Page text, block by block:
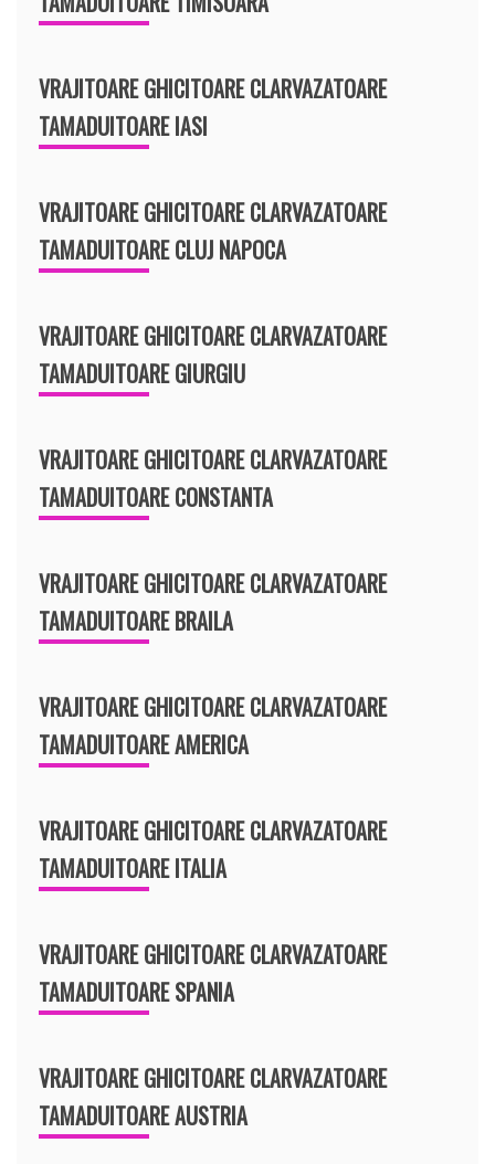
VRAJITOARE GHICITOARE CLARVAZATOARE
TAMADUITOARE IASI
VRAJITOARE GHICITOARE CLARVAZATOARE
TAMADUITOARE CLUJ NAPOCA
VRAJITOARE GHICITOARE CLARVAZATOARE
TAMADUITOARE GIURGIU
VRAJITOARE GHICITOARE CLARVAZATOARE
TAMADUITOARE CONSTANTA
VRAJITOARE GHICITOARE CLARVAZATOARE
TAMADUITOARE BRAILA
VRAJITOARE GHICITOARE CLARVAZATOARE
TAMADUITOARE AMERICA
VRAJITOARE GHICITOARE CLARVAZATOARE
TAMADUITOARE ITALIA
VRAJITOARE GHICITOARE CLARVAZATOARE
TAMADUITOARE SPANIA
VRAJITOARE GHICITOARE CLARVAZATOARE
TAMADUITOARE AUSTRIA